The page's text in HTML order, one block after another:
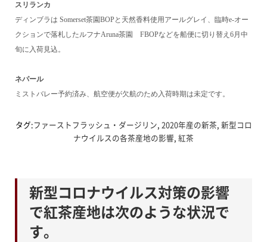
スリランカ
ディンブラは Somerset茶園BOPと天然香料使用アールグレイ、臨時e-オー
クションで落札したルフナAruna茶園 FBOPなどを船便に切り替え 6月中
旬に入荷見込。
ネパール
ミストバレー予約済み、航空便が欠航のため入荷時期は未定です。
タグ:ファーストフラッシュ・ダージリン, 2020年産の新茶, 新型コロ
ナウイルスの各茶産地の影響, 紅茶
新型コロナウイルス対策の影響
で紅茶産地は次のような状況で
す。